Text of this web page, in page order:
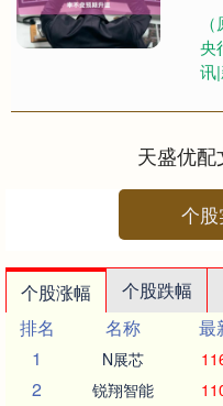
央
讯
这
天盛优
个
个股涨幅 个股跌幅
排名
名称 最
1
N展芯
2 锐翔智能